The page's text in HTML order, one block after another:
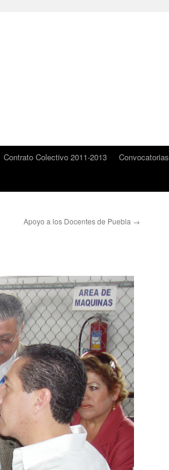
Contrato Colectivo 2011-2013 Convocatorias
Apoyo a los Docentes de Puebla →